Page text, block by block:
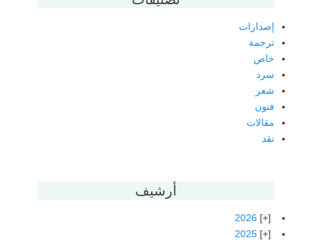
إصدارات
ترجمة
خاص
سرد
شعر
فنون
مقالات
نقد
أرشيف
2026
2025